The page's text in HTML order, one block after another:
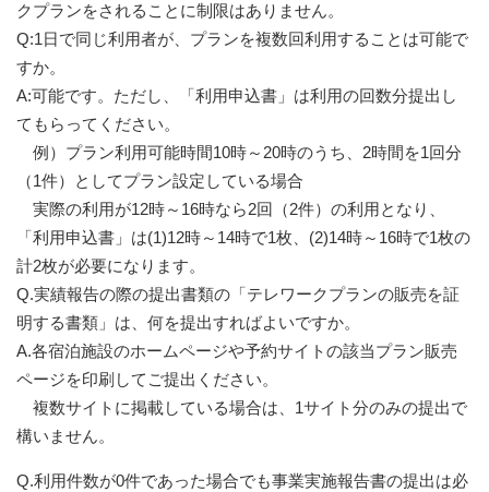
クプランをされることに制限はありません。
Q:1日で同じ利用者が、プランを複数回利用することは可能で
すか。
A:可能です。ただし、「利用申込書」は利用の回数分提出し
てもらってください。
例）プラン利用可能時間10時～20時のうち、2時間を1回分
（1件）としてプラン設定している場合
実際の利用が12時～16時なら2回（2件）の利用となり、
「利用申込書」は(1)12時～14時で1枚、(2)14時～16時で1枚の
計2枚が必要になります。
Q.実績報告の際の提出書類の「テレワークプランの販売を証
明する書類」は、何を提出すればよいですか。
A.各宿泊施設のホームページや予約サイトの該当プラン販売
ページを印刷してご提出ください。
複数サイトに掲載している場合は、1サイト分のみの提出で
構いません。
Q.利用件数が0件であった場合でも事業実施報告書の提出は必